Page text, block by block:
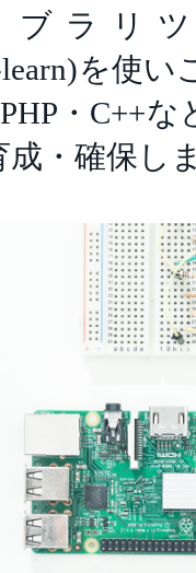
ラリツ
learn)を使
・C++
・確保し